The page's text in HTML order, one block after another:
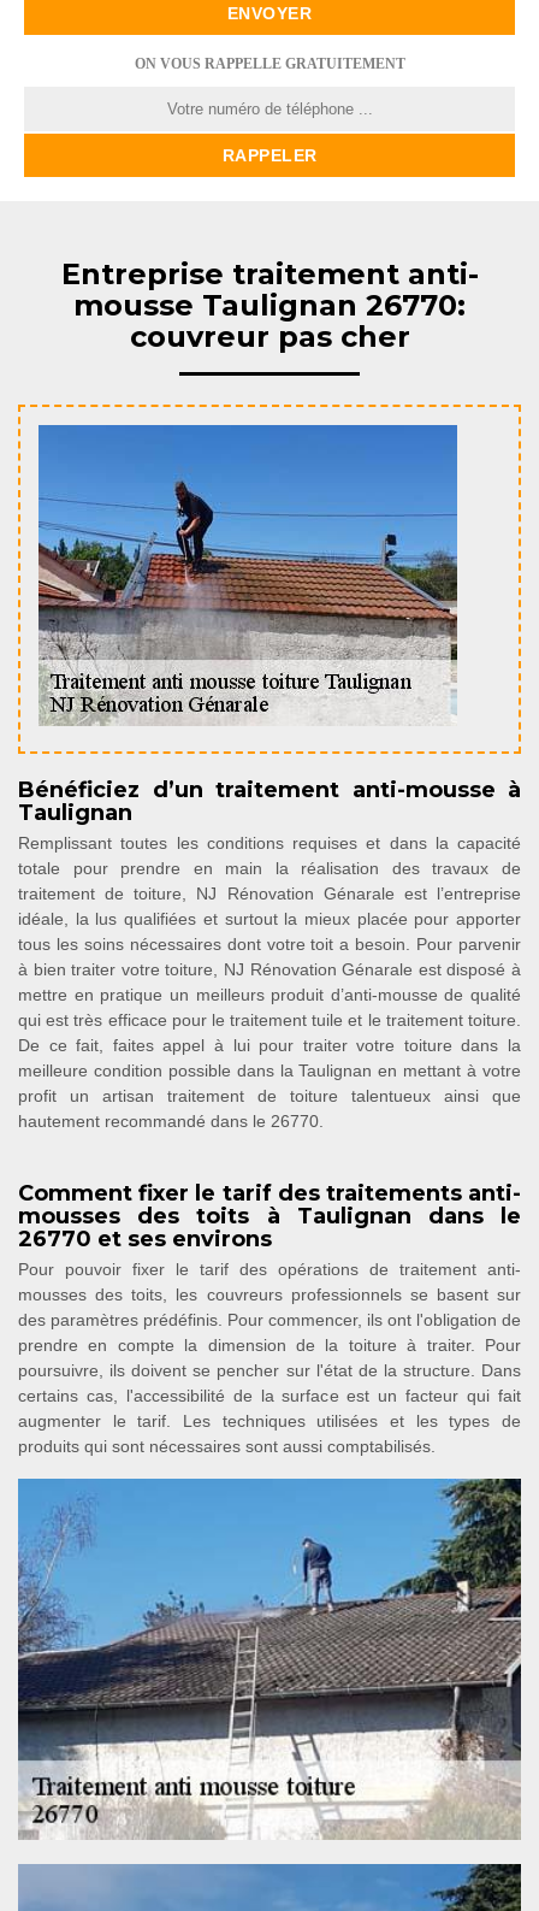
ON VOUS RAPPELLE GRATUITEMENT
Entreprise traitement anti-
mousse Taulignan 26770:
couvreur pas cher
Bénéficiez d’un traitement anti-mousse à
Taulignan
Remplissant toutes les conditions requises et dans la capacité
totale pour prendre en main la réalisation des travaux de
traitement de toiture, NJ Rénovation Génarale est l’entreprise
idéale, la lus qualifiées et surtout la mieux placée pour apporter
tous les soins nécessaires dont votre toit a besoin. Pour parvenir
à bien traiter votre toiture, NJ Rénovation Génarale est disposé à
mettre en pratique un meilleurs produit d’anti-mousse de qualité
qui est très efficace pour le traitement tuile et le traitement toiture.
De ce fait, faites appel à lui pour traiter votre toiture dans la
meilleure condition possible dans la Taulignan en mettant à votre
profit un artisan traitement de toiture talentueux ainsi que
hautement recommandé dans le 26770.
Comment fixer le tarif des traitements anti-
mousses des toits à Taulignan dans le
26770 et ses environs
Pour pouvoir fixer le tarif des opérations de traitement anti-
mousses des toits, les couvreurs professionnels se basent sur
des paramètres prédéfinis. Pour commencer, ils ont l'obligation de
prendre en compte la dimension de la toiture à traiter. Pour
poursuivre, ils doivent se pencher sur l'état de la structure. Dans
certains cas, l'accessibilité de la surface est un facteur qui fait
augmenter le tarif. Les techniques utilisées et les types de
produits qui sont nécessaires sont aussi comptabilisés.